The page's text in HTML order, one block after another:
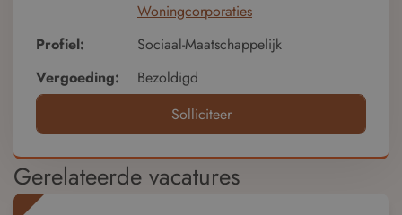
Woningcorporaties
Profiel:
Sociaal-Maatschappelijk
Vergoeding:
Bezoldigd
Solliciteer
Gerelateerde vacatures